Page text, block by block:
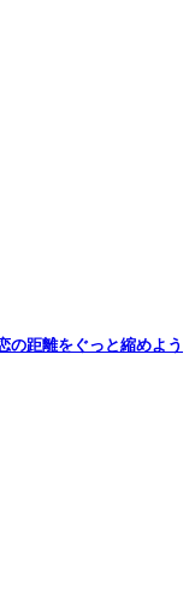
距離をぐっと縮めよう